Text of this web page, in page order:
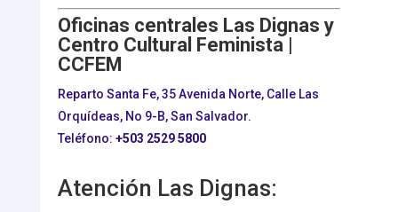
Oficinas centrales Las Dignas y
Centro Cultural Feminista |
CCFEM
Reparto Santa Fe, 35 Avenida Norte, Calle Las
Orquídeas, No 9-B, San Salvador.
Teléfono: +503 2529 5800
Atención Las Dignas: